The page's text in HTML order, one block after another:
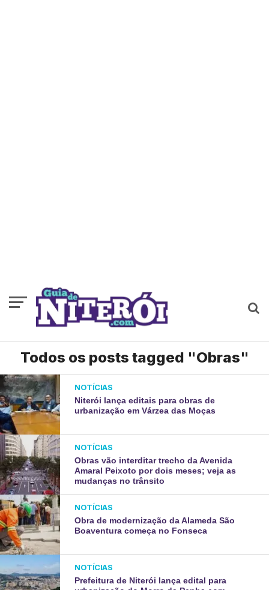
Todos os posts tagged "Obras"
NOTÍCIAS
Niterói lança editais para obras de
urbanização em Várzea das Moças
NOTÍCIAS
Obras vão interditar trecho da Avenida
Amaral Peixoto por dois meses; veja as
mudanças no trânsito
NOTÍCIAS
Obra de modernização da Alameda São
Boaventura começa no Fonseca
NOTÍCIAS
Prefeitura de Niterói lança edital para